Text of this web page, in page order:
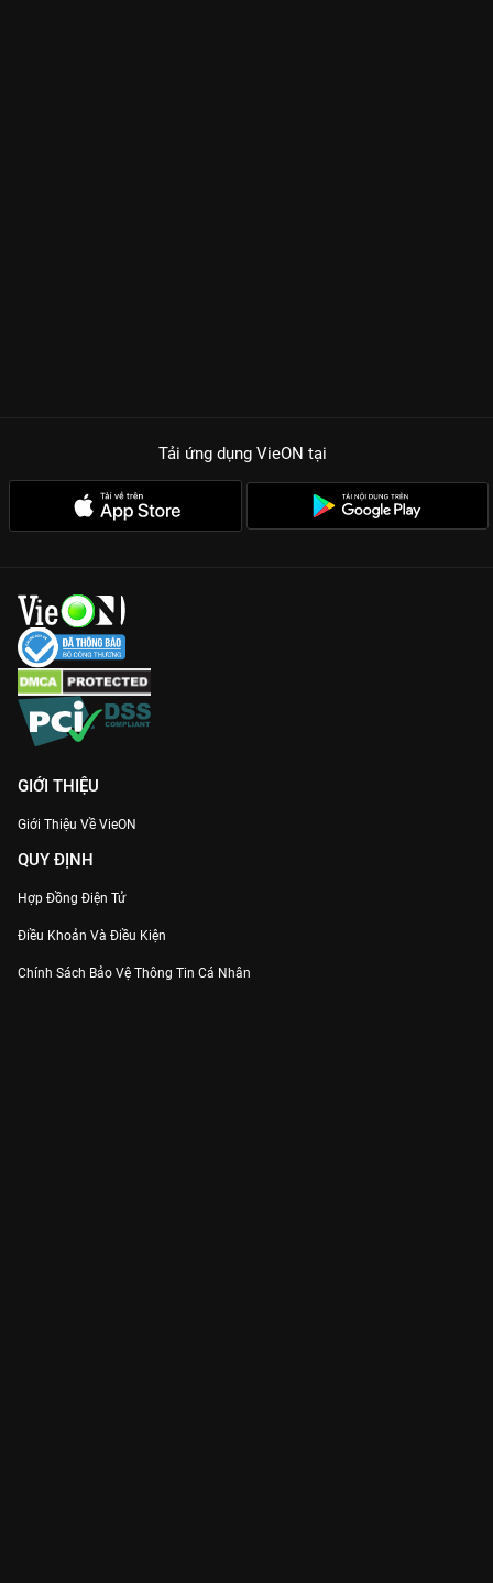
Tải ứng dụng VieON tại
GIỚI THIỆU
Giới Thiệu Về VieON
QUY ĐỊNH
Hợp Đồng Điện Tử
Điều Khoản Và Điều Kiện
Chính Sách Bảo Vệ Thông Tin Cá Nhân